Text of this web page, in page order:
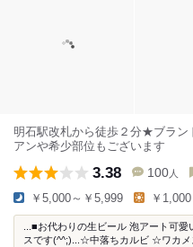
明石駅改札から徒歩２分★ブラン
アンや希少部位もございます
3.38 100 人
￥5,000～￥5,999 ￥
...■お代わりの生ビール 泡アート可
スです(^^;)...☆中落ちカルビ ☆ワカ